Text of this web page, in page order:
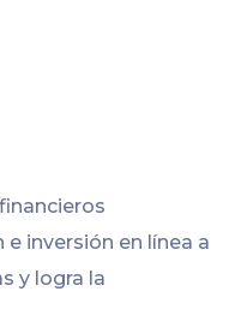
inversión en línea a
y logra la